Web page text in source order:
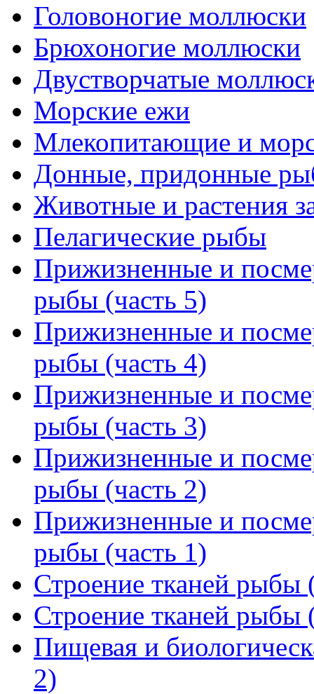
Головоногие моллюски
Брюхоногие моллюски
Двустворчатые
Морские ежи
Млекопитающие и
Донные, придонные
Животные и растения
Пелагические рыбы
Прижизненные и
рыбы (часть 5)
Прижизненные и
рыбы (часть 4)
Прижизненные и
рыбы (часть 3)
Прижизненные и
рыбы (часть 2)
Прижизненные и
рыбы (часть 1)
Строение тканей рыбы
Строение тканей рыбы
Пищевая и
2)